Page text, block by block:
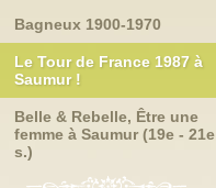
Bagneux 1900-1970
Le Tour de France 1987 à
Saumur !
Belle & Rebelle, Être une
femme à Saumur (19e - 21e
s.)